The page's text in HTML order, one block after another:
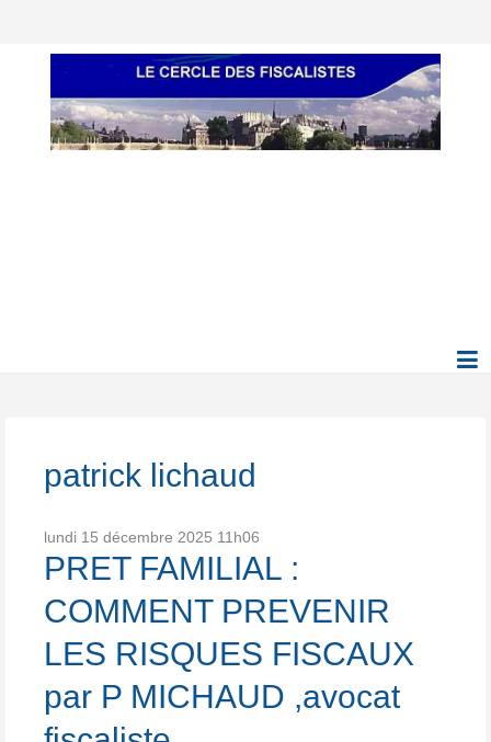
patrick lichaud
lundi 15 décembre 2025 11h06
PRET FAMILIAL :
COMMENT PREVENIR
LES RISQUES FISCAUX
par P MICHAUD ,avocat